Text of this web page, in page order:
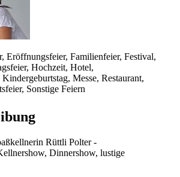
Eröffnungsfeier, Familienfeier, Festival,
Hochzeit, Hotel,
Messe, Restaurant,
Sonstige Feiern
Rüttli Polter -
Dinnershow, lustige